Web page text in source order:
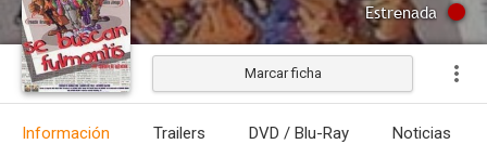
Estrenada
Marcar ficha
Información Trailers DVD / Blu-Ray Noticias